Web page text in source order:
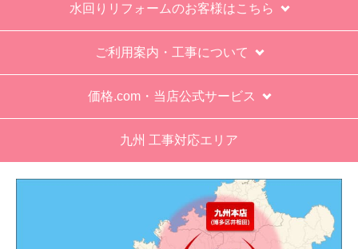
水回りリフォームのお客様はこちら
ご利用案内・工事について
価格.com・当店公式サービス
九州 工事対応エリア